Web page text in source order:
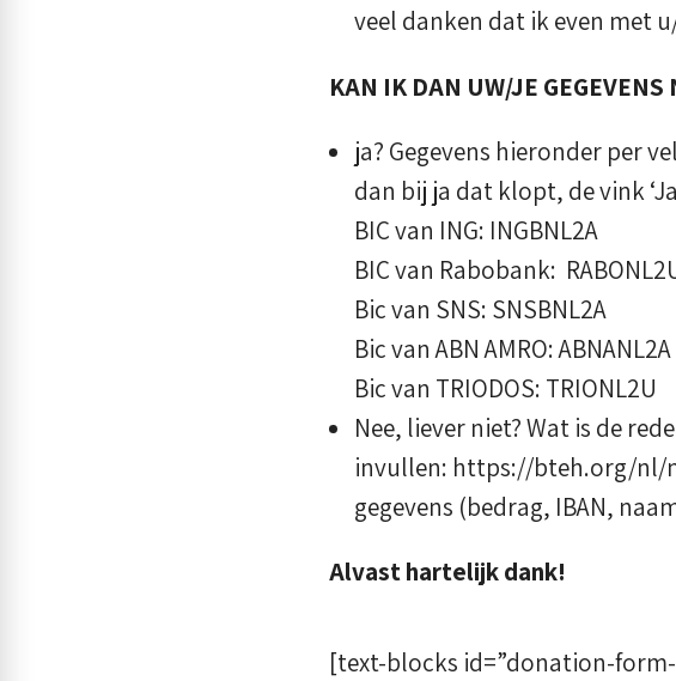
veel danken dat ik even met
KAN IK DAN UW/JE GEGEVENS
ja? Gegevens hieronder per
dan bij ja dat klopt, de vink
BIC van ING: INGBNL2A
BIC van Rabobank:
Bic van SNS: SNSBNL2A
Bic van ABN AMRO:
Bic van TRIODOS: TRIONL2U
Nee, liever niet? Wat is de
invullen: https://bteh.org/nl/
gegevens (bedrag, IBAN,
Alvast hartelijk dank!
[text-blocks id=”donation-form-